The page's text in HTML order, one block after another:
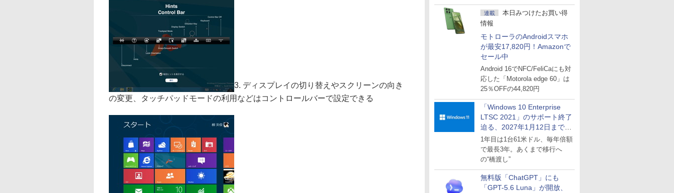
試してみた
連載
本日みつけたお買い得
情報
モトローラのAndroidスマホ
が最安17,820円！Amazonで
セール中
Android 16でNFC/FeliCaにも対
応した「Motorola edge 60」は
25％OFFの44,820円
「Windows 10 Enterprise
LTSC 2021」のサポート終了
迫る、2027年1月12日まで
～ESUは9月1日から販売
1年目は1台61米ドル、毎年倍額
で最長3年。あくまで移行へ
の“橋渡し”
無料版「ChatGPT」にも
「GPT-5.6 Luna」が開放、
3. ディスプレイの切り替えやスクリーンの向き
の変更、タッチパッドモードの利用などはコントロールバーで設定できる